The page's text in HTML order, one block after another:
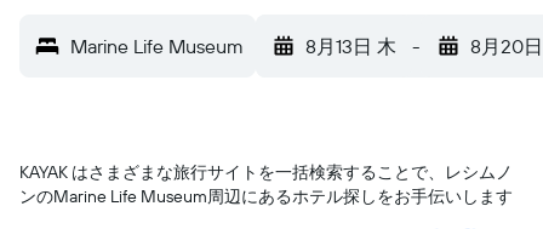
Marine Life Museum 8月13日 木 - 8月20
KAYAK はさまざまな旅行サイトを一括検索することで、レシムノ
ン​のMarine Life Museum​周辺にあるホテル探しをお手伝いします